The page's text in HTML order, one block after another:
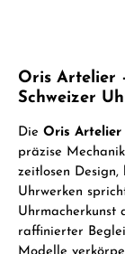
Oris Artelier
Schweizer
Die Oris Artelier
präzise
zeitlosen
Uhrwerken
Uhrmacherkunst
raffinierter